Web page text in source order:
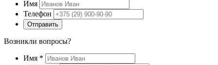
Имя
Телефон
Отправить
Возникли вопросы?
Имя *